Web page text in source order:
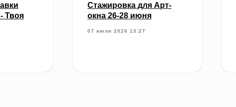
Твоя
Стажировка для Арт-
окна 26-28 июня
07 июля 2026 13:27